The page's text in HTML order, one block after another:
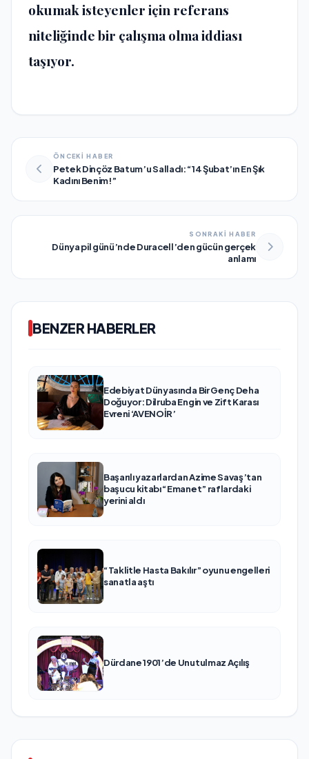
okumak isteyenler için referans
niteliğinde bir çalışma olma iddiası
taşıyor.
ÖNCEKİ HABER
Petek Dinçöz Batum’u Salladı: “14 Şubat’ın En Şık
Kadını Benim!”
SONRAKİ HABER
Dünya pil günü’nde Duracell’den gücün gerçek
anlamı
BENZER HABERLER
Edebiyat Dünyasında Bir Genç Deha
Doğuyor: Dilruba Engin ve Zift Karası
Evreni ‘AVENOİR’
Başarılı yazarlardan Azime Savaş’tan
başucu kitabı “Emanet” raflardaki
yerini aldı
“Taklitle Hasta Bakılır” oyunu engelleri
sanatla aştı
Dürdane 1901’de Unutulmaz Açılış